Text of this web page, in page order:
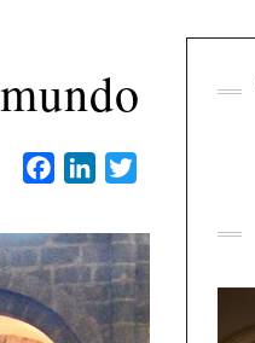
FacebookLinkedIn